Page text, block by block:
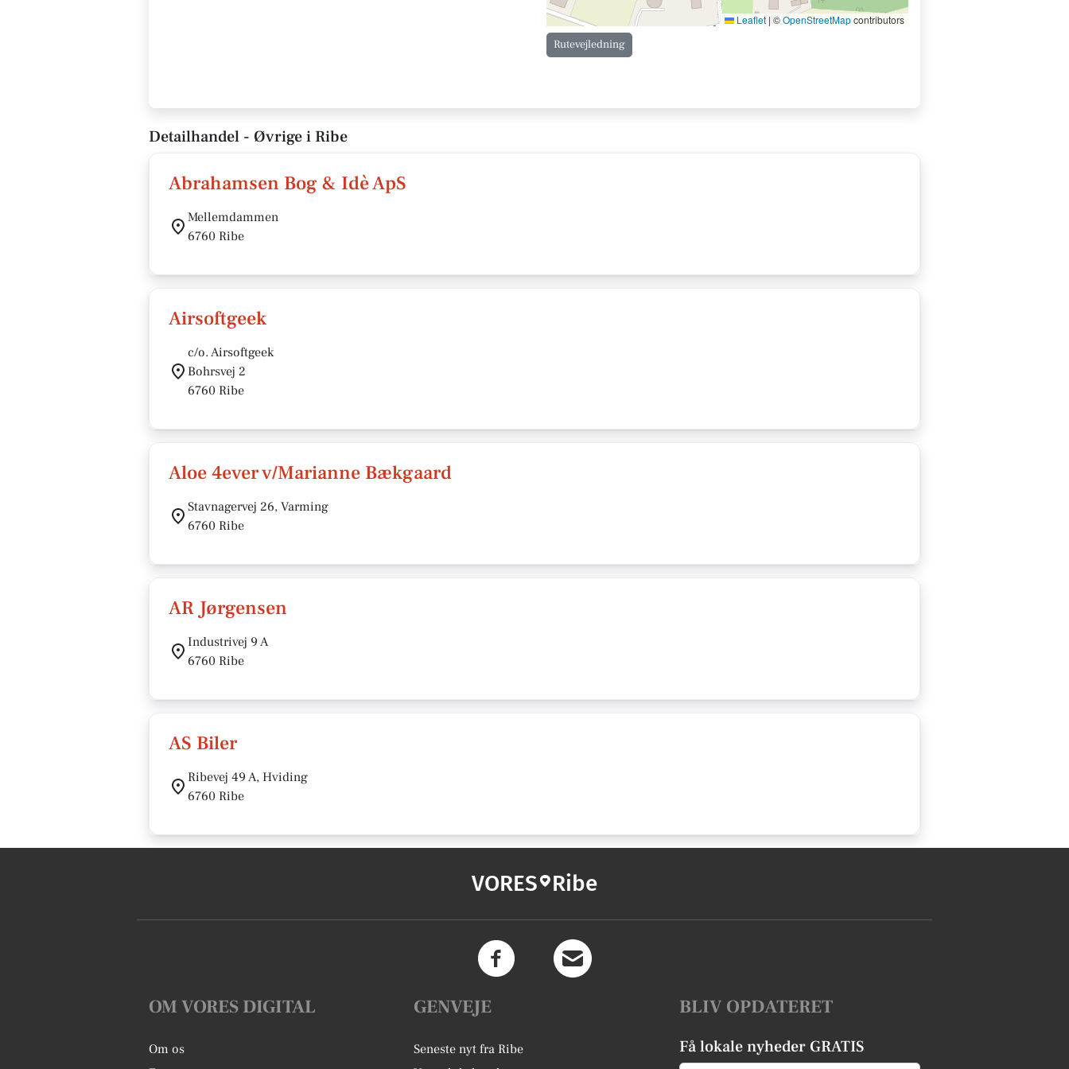
Leaflet | ©OpenStreetMapcontributors
Rutevejledning
Detailhandel - Øvrige i Ribe
Abrahamsen Bog & Idè ApS
Mellemdammen
6760 Ribe
Airsoftgeek
c/o. Airsoftgeek
Bohrsvej 2
6760 Ribe
Aloe 4ever v/Marianne Bækgaard
Stavnagervej 26, Varming
6760 Ribe
AR Jørgensen
Industrivej 9 A
6760 Ribe
AS Biler
Ribevej 49 A, Hviding
6760 Ribe
VORES Ribe
OM VORES DIGITAL
Om os
GENVEJE
Seneste nyt fra Ribe
BLIV OPDATERET
Få lokale nyheder GRATIS